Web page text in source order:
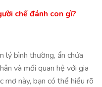
chế đánh con gì?
bình thường, ẩn chứa
và mối quan hệ với gia
mơ này, bạn có thể hiểu rõ